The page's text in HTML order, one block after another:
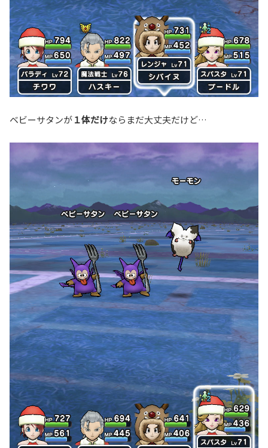
ベビーサタンが１体だけならまだ大丈夫だけど…